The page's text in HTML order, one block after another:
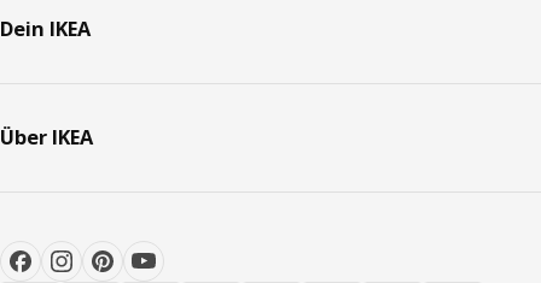
Dein IKEA
Über IKEA